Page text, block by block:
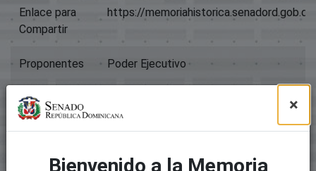
Enlace para
Compartir
https://
Proponentes Poder Ejecutivo
Comisión
Título 02455-2015 Informe Legislativo
Contratos: Venta De Inmuebles,
×
Bienvenido a la Memoria